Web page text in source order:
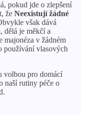
pokud jde o zlepšení
že Neexistují žádné
však dává
dělá je měkčí a
majonéza v žádném
používání vlasových
volbou pro domácí
naší rutiny péče o